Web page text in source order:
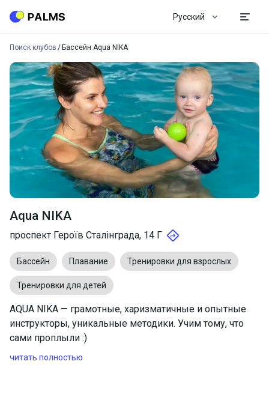
Русский
Поиск клубов Бассейн Aqua NIKA
Aqua NIKA
проспект Героїв Сталінграда, 14 Г
Бассейн Плавание Тренировки для взрослых
Тренировки для детей
AQUA NIKA — грамотные, харизматичные и опытные
инструкторы, уникальные методики. Учим тому, что
сами проплыли :)
читать полностью